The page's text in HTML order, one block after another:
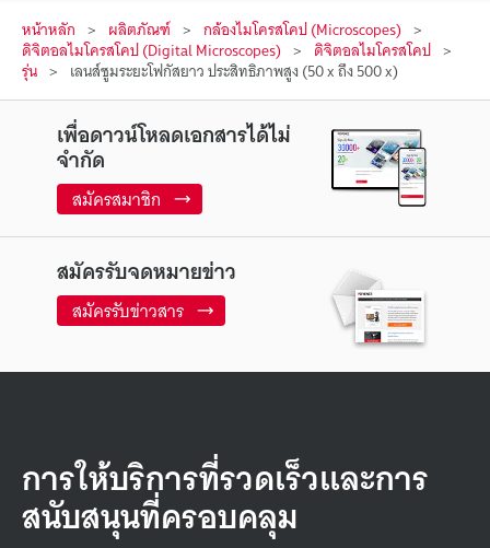
หน้าหลัก ผลิตภัณฑ์ กล้องไมโครสโคป (Microscopes)
ดิจิตอลไมโครสโคป (Digital Microscopes) ดิจิตอลไมโครสโคป
รุ่น เลนส์ซูมระยะโฟกัสยาว ประสิทธิภาพสูง (50 x ถึง 500 x)
เพื่อดาวน์โหลดเอกสารได้ไม่
จำกัด
สมัครสมาชิก
สมัครรับจดหมายข่าว
สมัครรับข่าวสาร
การให้บริการที่รวดเร็วและการ
สนับสนุนที่ครอบคลุม